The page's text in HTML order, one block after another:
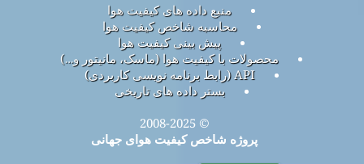
منبع داده های کیفیت هوا
محاسبه شاخص کیفیت هوا
پیش بینی کیفیت هوا
محصولات با کیفیت هوا (ماسک، مانیتور و…)
API (رابط برنامه نویسی کاربردی)
بستر داده های تاریخی
© 2008-2025
پروژه شاخص کیفیت هوای جهانی